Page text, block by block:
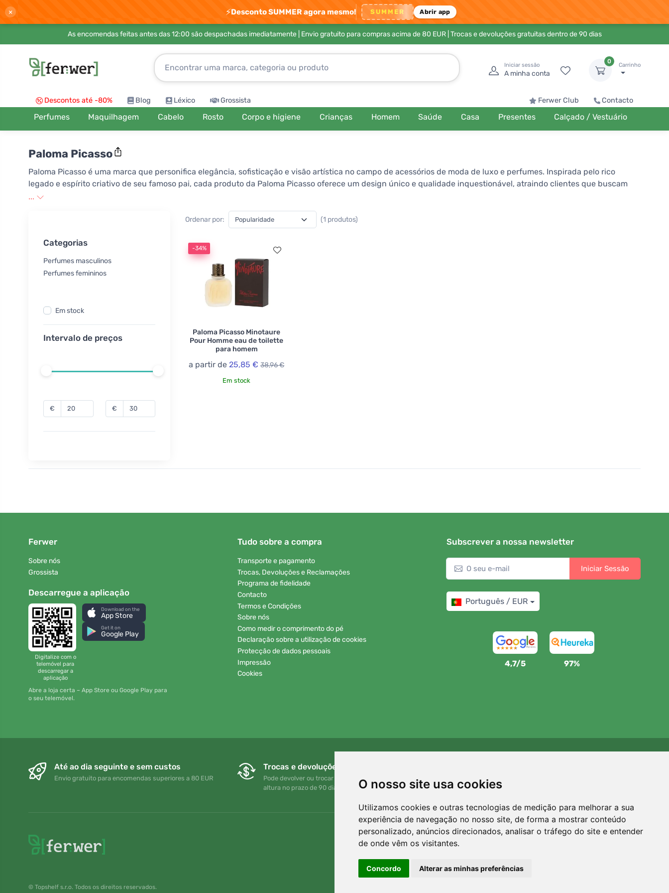
O nosso site usa cookies
Utilizamos cookies e outras tecnologias de medição para melhorar a sua
experiência de navegação no nosso site, de forma a mostrar conteúdo
personalizado, anúncios direcionados, analisar o tráfego do site e entender
de onde vêm os visitantes.
Concordo Alterar as minhas preferências
× ⚡Desconto SUMMER agora mesmo! SUMMER Abrir app
As encomendas feitas antes das 12:00 são despachadas imediatamente | Envio gratuito para compras acima de 80 EUR| Trocas e devoluções gratuitas dentro de 90 dias
Iniciar sessão
A minha conta
0
Carrinho
Descontos até -80% Blog Léxico Grossista Ferwer Club Contacto
Perfumes Maquilhagem Cabelo Rosto Corpo e higiene Crianças Homem Saúde Casa Presentes Calçado / Vestuário
Paloma Picasso
Paloma Picasso é uma marca que personifica elegância, sofisticação e visão artística no campo de acessórios de moda de luxo e perfumes. Inspirada pelo rico
legado e espírito criativo de seu famoso pai, cada produto da Paloma Picasso oferece um design único e qualidade inquestionável, atraindo clientes que buscam
originalidade e estilo. A marca é conhecida por sua habilidade em combinar elementos clássicos com tendências modernas, criando peças atemporais que
...
Categorias
Perfumes masculinos
Perfumes femininos
Em stock
Intervalo de preços
€ €
Ordenar por: (1 produtos)
-34%
Paloma Picasso Minotaure
Pour Homme eau de toilette
para homem
a partir de25,85 € 38,96 €
Em stock
Ferwer
Sobre nós
Grossista
Descarregue a aplicação
Digitalize com o
telemóvel para
descarregar a
aplicação
Download on the
App Store
Get it on
Google Play
Abre a loja certa – App Store ou Google Play para
o seu telemóvel.
Tudo sobre a compra
Transporte e pagamento
Trocas, Devoluções e Reclamações
Programa de fidelidade
Contacto
Termos e Condições
Sobre nós
Como medir o comprimento do pé
Declaração sobre a utilização de cookies
Protecção de dados pessoais
Impressão
Cookies
Subscrever a nossa newsletter
Iniciar Sessão
Português / EUR
4,7/5 97%
Até ao dia seguinte e sem custos
Envio gratuito para encomendas superiores a 80 EUR
Trocas e devoluções gratuitas
Pode devolver ou trocar a sua encomenda em qualquer
altura no prazo de 90 dias
Para cada encomenda plantamos uma árvore! Leia mais
Sobre nós
© Topshelf s.r.o. Todos os direitos reservados.